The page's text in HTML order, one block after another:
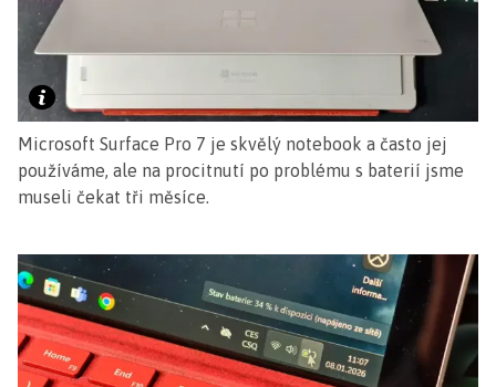
Microsoft Surface Pro 7 je skvělý notebook a často jej
používáme, ale na procitnutí po problému s baterií jsme
museli čekat tři měsíce.